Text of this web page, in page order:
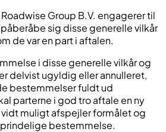
Group B.V. engagerer til
sig disse generelle vilkår
de var en part i aftalen.
i disse generelle vilkår og
delvist ugyldig eller annulleret,
bestemmelser fuldt ud
parterne i god tro aftale en ny
muligt afspejler formålet og
bestemmelse.